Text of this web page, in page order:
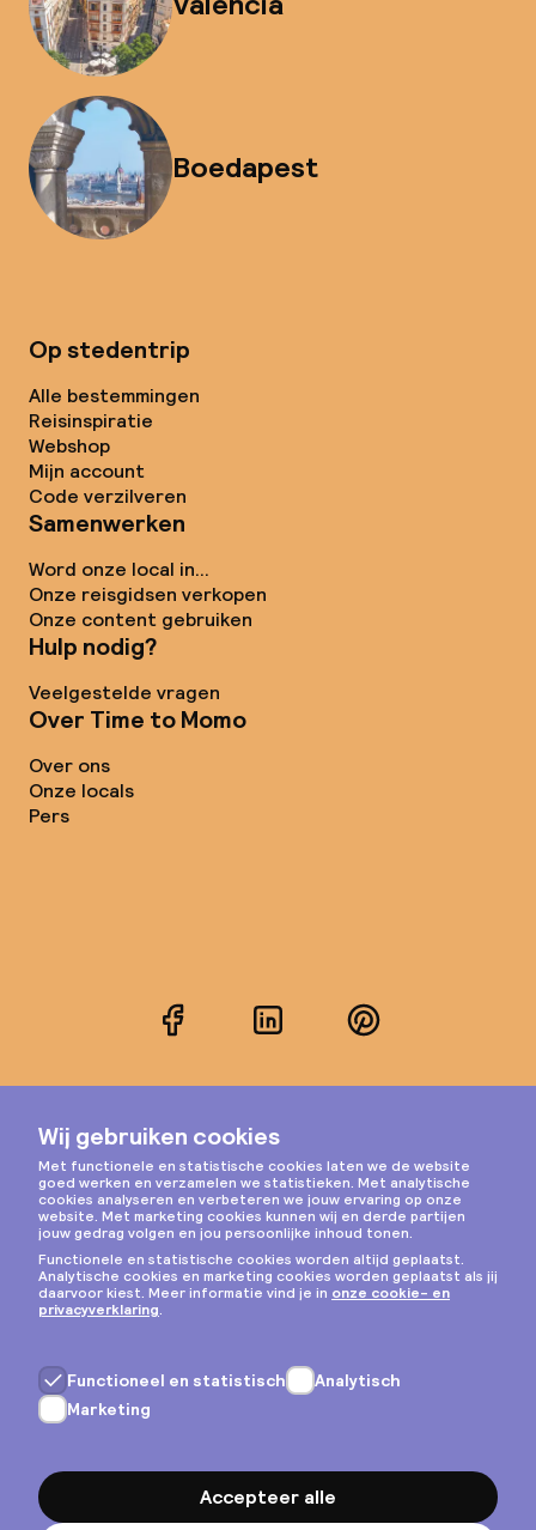
Boedapest
Op stedentrip
Alle bestemmingen
Reisinspiratie
Webshop
Mijn account
Code verzilveren
Samenwerken
Word onze local in...
Onze reisgidsen verkopen
Onze content gebruiken
Hulp nodig?
Veelgestelde vragen
Over Time to Momo
Over ons
Onze locals
Pers
FacebookLinkedInPinterest
Instagram
Privacy & cookies
Algemene voorwaarden